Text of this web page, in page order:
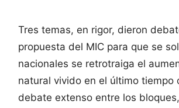
Tres temas, en rigor, dieron
propuesta del MIC para que se
nacionales se retrotraiga el
natural vivido en el último tiempo
debate extenso entre los